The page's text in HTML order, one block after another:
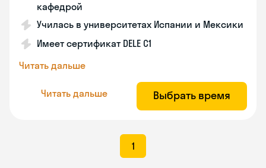
кафедрой
Училась в университетах Испании и Мексики
Имеет сертификат DELE C1
Читать дальше
Читать дальше Выбрать время
1